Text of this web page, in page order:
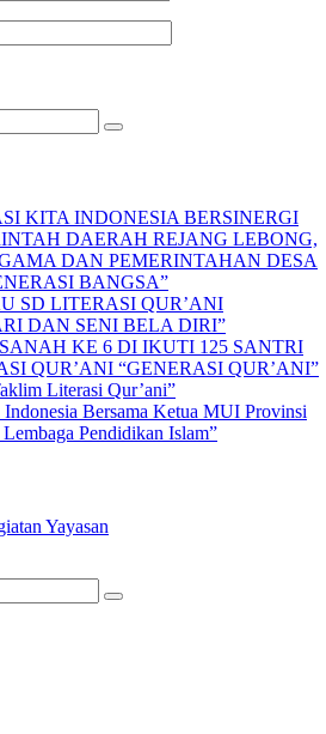
KITA INDONESIA BERSINERGI
DAERAH REJANG LEBONG,
DAN PEMERINTAHAN DESA
BANGSA”
SD LITERASI QUR’ANI
DAN SENI BELA DIRI”
KE 6 DI IKUTI 125 SANTRI
QUR’ANI “GENERASI QUR’ANI”
Literasi Qur’ani”
Bersama Ketua MUI Provinsi
Pendidikan Islam”
Yayasan